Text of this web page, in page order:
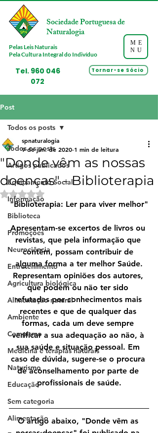
ME
NU
Tel. 960 046
072
Sociedade Portuguesa de
Naturalogia
Pelas Leis Naturais
Pela Cultura Integral do Indivíduo
Tornar-se Sócio
Post
Todos os posts
Artigos publicados
Equipamento Social
Informação
Biblioteca
Promoções
Neurociência
Entretenimento
Agricultura biológica
Alimentação natural
Ambiente
Campismo
Medicina e terapias naturais
Naturismo
Educação
Sem categoria
Alimentação
Todos os posts
"Donde vêm as nossas
doenças" - Biblioterapia
spnaturalogia
9 de jun. de 2020 1 min de leitura
Avaliado com NaN de 5 estrelas.
"Biblioterapia: Ler para viver melhor"
Apresentam-se excertos de livros ou
revistas, que pela informação que
contêm, possam contribuir de
alguma forma a ter melhor Saúde.
Representam opiniões dos autores,
que podem ou não ter sido
refutadas por conhecimentos mais
recentes e que de qualquer das
formas, cada um deve sempre
verificar a sua adequação ao não, à
sua saúde e situação pessoal. Em
caso de dúvida, sugere-se o procura
de aconselhamento por parte de
profissionais de saúde.
O artigo abaixo, "Donde vêm as